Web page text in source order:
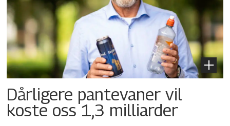
Dårligere pantevaner vil
koste oss 1,3 milliarder